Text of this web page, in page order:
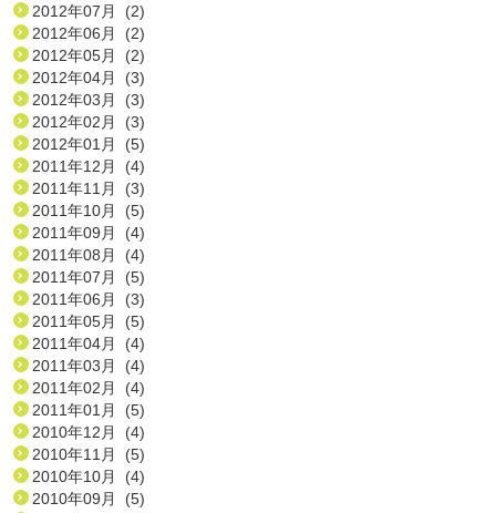
2012年07月 (2)
2012年06月 (2)
2012年05月 (2)
2012年04月 (3)
2012年03月 (3)
2012年02月 (3)
2012年01月 (5)
2011年12月 (4)
2011年11月 (3)
2011年10月 (5)
2011年09月 (4)
2011年08月 (4)
2011年07月 (5)
2011年06月 (3)
2011年05月 (5)
2011年04月 (4)
2011年03月 (4)
2011年02月 (4)
2011年01月 (5)
2010年12月 (4)
2010年11月 (5)
2010年10月 (4)
2010年09月 (5)